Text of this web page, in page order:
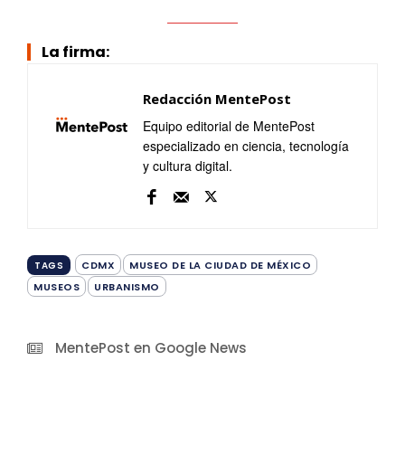
La firma:
Redacción MentePost
Equipo editorial de MentePost
especializado en ciencia, tecnología
y cultura digital.
TAGS CDMX
MUSEO DE LA CIUDAD DE MÉXICO
MUSEOS
URBANISMO
MentePost en Google News